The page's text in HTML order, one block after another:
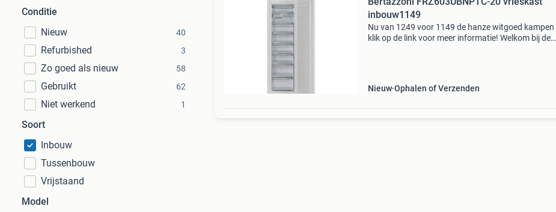
Conditie
Nieuw
40
Refurbished 3
Zo goed als nieuw 58
Gebruikt 62
Niet werkend 1
Soort
Inbouw
Tussenbouw
Vrijstaand
Model
inbouw1149
Nu van 1249 voor 1149 de hanze witgoed kampen
klik op de link voor meer informatie! Welkom bij de
Nieuw Ophalen of Verzenden